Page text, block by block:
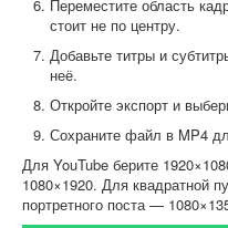
Переместите область
стоит не по центру.
Добавьте титры и
неё.
Откройте экспорт и
Сохраните файл в MP4
Для YouTube берите
1080×1920. Для квадратной
портретного поста —